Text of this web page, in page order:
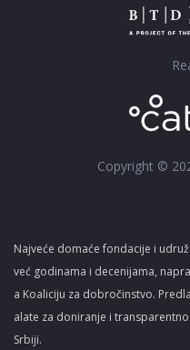
Copyright ©
Najveće domaće fondacije i
već godinama i decenijama,
a Koaliciju za dobročinstvo.
alate za doniranje i
Srbiji.